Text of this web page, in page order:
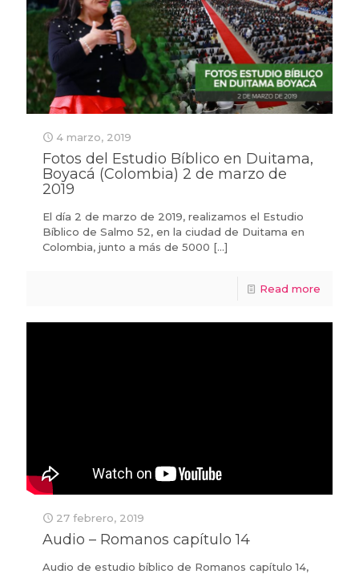
4 marzo, 2019
Fotos del Estudio Bíblico en Duitama,
Boyacá (Colombia) 2 de marzo de
2019
El día 2 de marzo de 2019, realizamos el Estudio
Bíblico de Salmo 52, en la ciudad de Duitama en
Colombia, junto a más de 5000 […]
Read more
27 febrero, 2019
Audio – Romanos capítulo 14
Audio de estudio bíblico de Romanos capítulo 14,